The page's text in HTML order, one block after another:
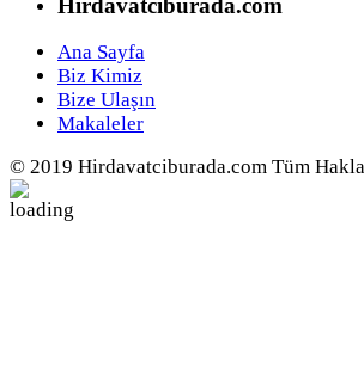
Hirdavatciburada.com
Ana Sayfa
Biz Kimiz
Bize Ulaşın
Makaleler
© 2019 Hirdavatciburada.com Tüm